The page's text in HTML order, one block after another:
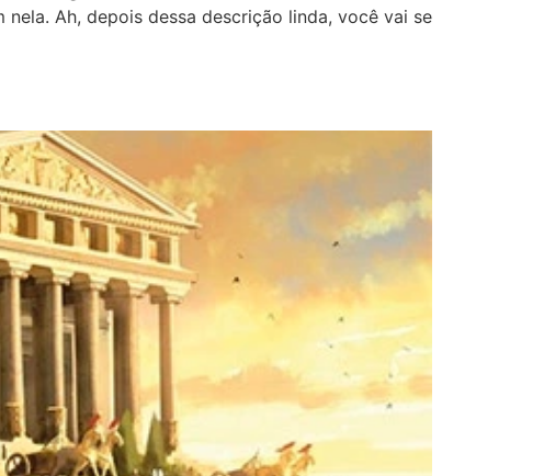
Ah, depois dessa descrição linda, você vai se